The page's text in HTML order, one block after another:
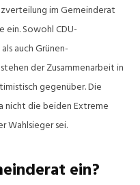
im Gemeinderat
ein. Sowohl CDU-
auch Grünen-
der Zusammenarbeit in
gegenüber. Die
nicht die beiden Extreme
Wahlsieger sei.
ein?